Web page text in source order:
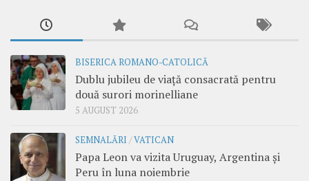
BISERICA ROMANO-CATOLICĂ
Dublu jubileu de viață consacrată pentru
două surori morinelliane
5 AUGUST 2026
SEMNALĂRI /VATICAN
Papa Leon va vizita Uruguay, Argentina și
Peru în luna noiembrie